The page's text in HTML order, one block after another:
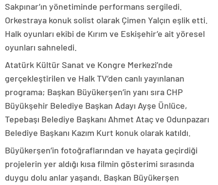
Sakpınar’ın yönetiminde performans sergiledi.
Orkestraya konuk solist olarak Çimen Yalçın eşlik etti.
Halk oyunları ekibi de Kırım ve Eskişehir’e ait yöresel
oyunları sahneledi.
Atatürk Kültür Sanat ve Kongre Merkezi’nde
gerçekleştirilen ve Halk TV’den canlı yayınlanan
programa; Başkan Büyükerşen’in yanı sıra CHP
Büyükşehir Belediye Başkan Adayı Ayşe Ünlüce,
Tepebaşı Belediye Başkanı Ahmet Ataç ve Odunpazarı
Belediye Başkanı Kazım Kurt konuk olarak katıldı.
Büyükerşen’in fotoğraflarından ve hayata geçirdiği
projelerin yer aldığı kısa filmin gösterimi sırasında
duygu dolu anlar yaşandı. Başkan Büyükerşen